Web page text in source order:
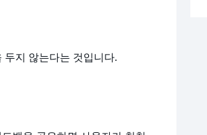
두지 않는다는 것입니다.